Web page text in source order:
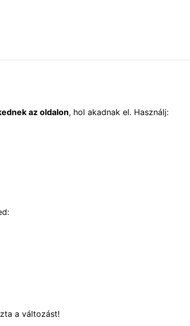
az oldalon, hol akadnak el. Használj:
a változást!